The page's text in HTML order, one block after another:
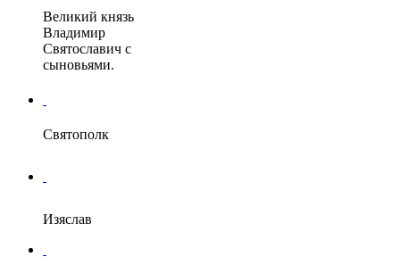
Великий князь
Владимир
Святославич с
сыновьями.
Святополк
Изяслав